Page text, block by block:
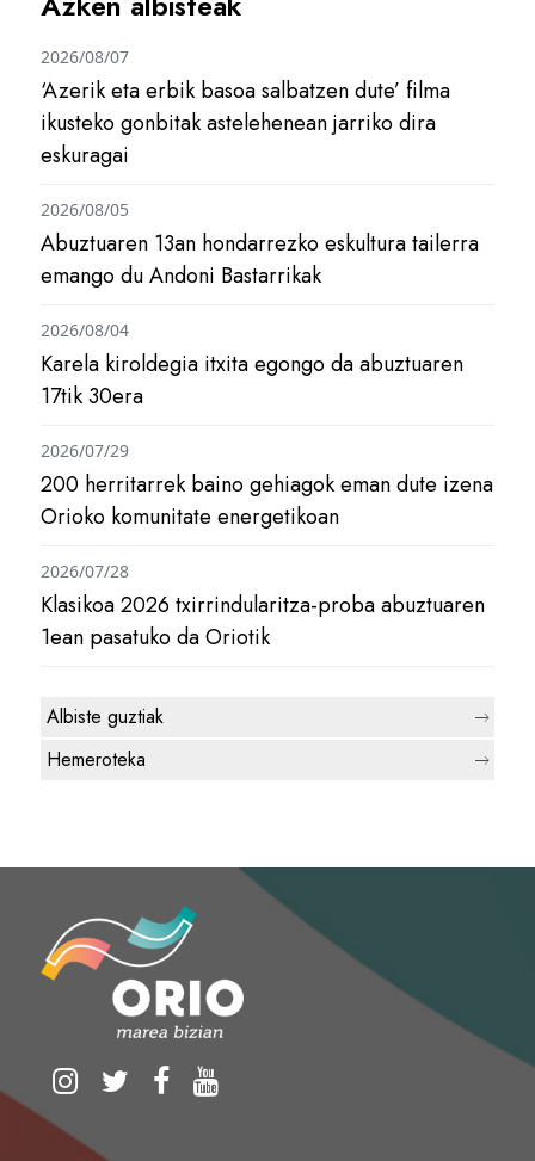
‘Azerik eta erbik basoa salbatzen dute’ filma
ikusteko gonbitak astelehenean jarriko dira
eskuragai
2026/08/07
Abuztuaren 13an hondarrezko eskultura tailerra
emango du Andoni Bastarrikak
2026/08/05
Karela kiroldegia itxita egongo da abuztuaren
17tik 30era
2026/08/04
200 herritarrek baino gehiagok eman dute izena
Orioko komunitate energetikoan
2026/07/29
Klasikoa 2026 txirrindularitza-proba abuztuaren
1ean pasatuko da Oriotik
2026/07/28
Albiste guztiak
Hemeroteka